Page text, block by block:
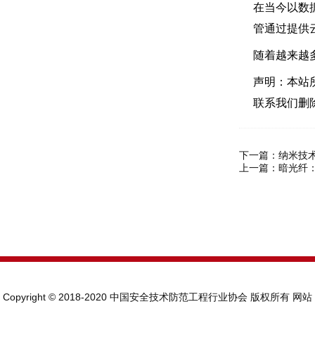
在当今以数
管通过提供
随着越来越
声明：本站
联系我们删
下一篇： 纳米技
上一篇： 暗光纤
Copyright © 2018-2020 中国安全技术防范工程行业协会 版权所有 网站